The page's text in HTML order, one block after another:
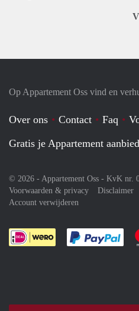
Op Appartement Oss vind en
Over ons Contact Faq
Gratis je Appartement
© 2026 - Appartement Oss - KvK nr.
Voorwaarden & privacy
Disclaimer
Account verwijderen
Je